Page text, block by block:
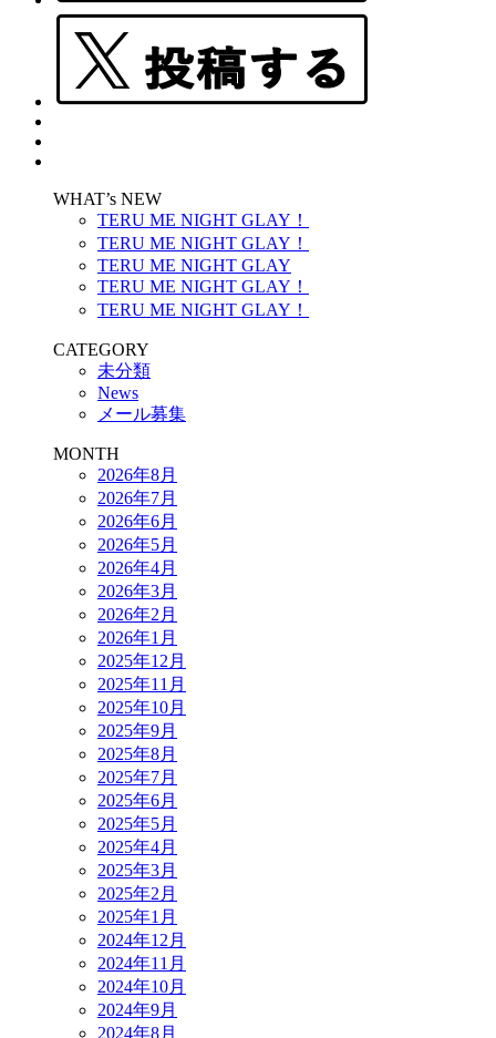
WHAT’s NEW
TERU ME NIGHT GLAY！
TERU ME NIGHT GLAY！
TERU ME NIGHT GLAY
TERU ME NIGHT GLAY！
TERU ME NIGHT GLAY！
CATEGORY
未分類
News
メール募集
MONTH
2026年8月
2026年7月
2026年6月
2026年5月
2026年4月
2026年3月
2026年2月
2026年1月
2025年12月
2025年11月
2025年10月
2025年9月
2025年8月
2025年7月
2025年6月
2025年5月
2025年4月
2025年3月
2025年2月
2025年1月
2024年12月
2024年11月
2024年10月
2024年9月
2024年8月